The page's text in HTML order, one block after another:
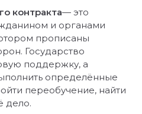
контракта— это
и органами
прописаны
Государство
поддержку, а
определённые
переобучение, найти
дело.